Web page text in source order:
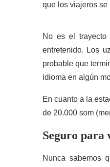
que los viajeros
No es el
entretenido. Los
probable que
idioma en algún
En cuanto a la
de 20.000 som
Seguro para
Nunca sabemos